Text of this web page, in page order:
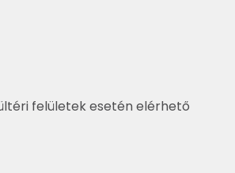
felületek esetén elérhető